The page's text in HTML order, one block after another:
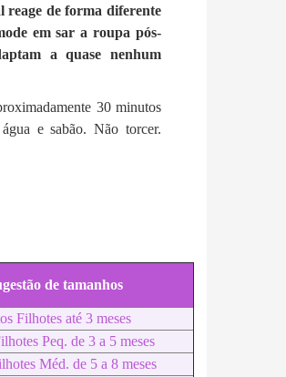
reage de forma diferente
em sar a roupa pós-
a quase nenhum
30 minutos
e sabão. Não torcer.
de tamanhos
Filhotes até 3 meses
Peq. de 3 a 5 meses
Méd. de 5 a 8 meses